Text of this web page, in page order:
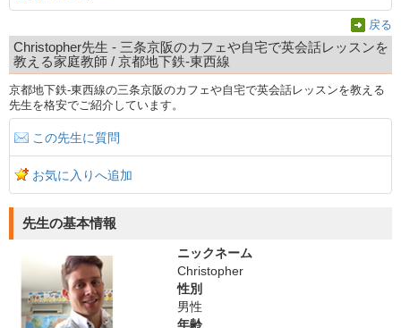
戻る
Christopher先生 - 三条京阪のカフェや自宅で英会話レッスンを
教える家庭教師 / 京都地下鉄-東西線
京都地下鉄-東西線の三条京阪のカフェや自宅で英会話レッスンを教える
先生を格安でご紹介しています。
この先生に質問
お気に入りへ追加
先生の基本情報
ニックネーム
Christopher
性別
男性
年齢